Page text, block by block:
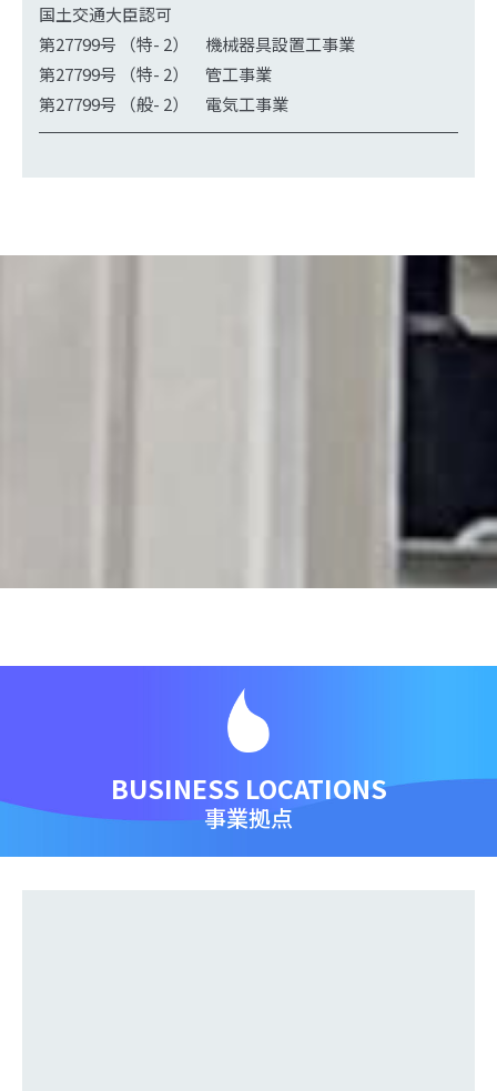
国土交通大臣認可
第27799号 （特- 2） 機械器具設置工事業
第27799号 （特- 2） 管工事業
第27799号 （般- 2） 電気工事業
BUSINESS LOCATIONS
事業拠点